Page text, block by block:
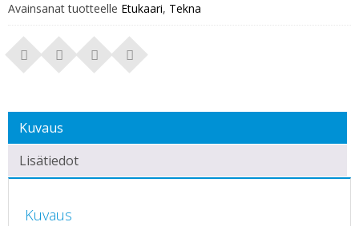
Avainsanat tuotteelle Etukaari, Tekna
Kuvaus
Lisätiedot
Kuvaus